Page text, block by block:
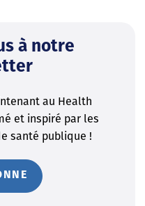
à notre
au Health
et inspiré par les
santé publique !